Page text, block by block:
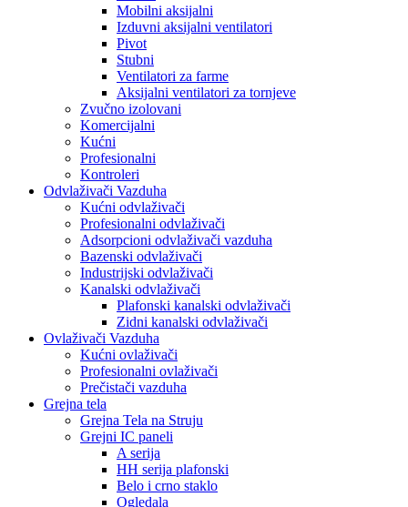
Mobilni aksijalni
Izduvni aksijalni ventilatori
Pivot
Stubni
Ventilatori za farme
Aksijalni ventilatori za tornjeve
Zvučno izolovani
Komercijalni
Kućni
Profesionalni
Kontroleri
Odvlaživači Vazduha
Kućni odvlaživači
Profesionalni odvlaživači
Adsorpcioni odvlaživači vazduha
Bazenski odvlaživači
Industrijski odvlaživači
Kanalski odvlaživači
Plafonski kanalski odvlaživači
Zidni kanalski odvlaživači
Ovlaživači Vazduha
Kućni ovlaživači
Profesionalni ovlaživači
Prečistači vazduha
Grejna tela
Grejna Tela na Struju
Grejni IC paneli
A serija
HH serija plafonski
Belo i crno staklo
Ogledala